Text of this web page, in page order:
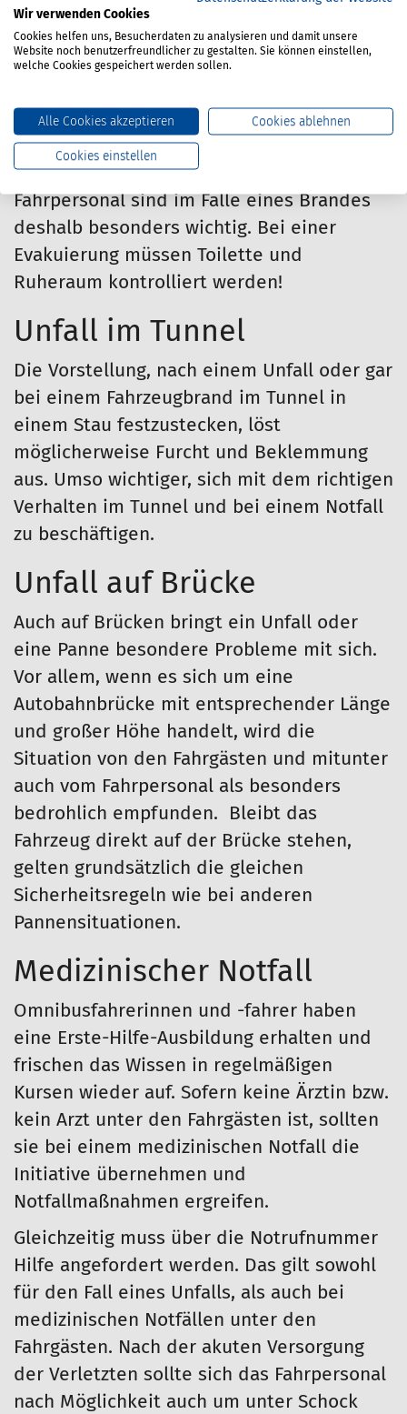
erforderlich. Eine Verkürzung dieser Zeiten,
die im Ernstfall über Leben und Tod
entscheiden können, ist möglich, wenn die
besser erkennen bzw. im Vorfeld bereits
darüber informiert sind. Zielgerichtete,
klare Anweisungen im Notfall durch das
Fahrpersonal sind im Falle eines Brandes
deshalb besonders wichtig. Bei einer
Evakuierung müssen Toilette und
Ruheraum kontrolliert werden!
Unfall im Tunnel
Die Vorstellung, nach einem Unfall oder gar
bei einem Fahrzeugbrand im Tunnel in
einem Stau festzustecken, löst
möglicherweise Furcht und Beklemmung
aus. Umso wichtiger, sich mit dem richtigen
Verhalten im Tunnel und bei einem Notfall
zu beschäftigen.
Unfall auf Brücke
Auch auf Brücken bringt ein Unfall oder
eine Panne besondere Probleme mit sich.
Vor allem, wenn es sich um eine
Autobahnbrücke mit entsprechender Länge
und großer Höhe handelt, wird die
Situation von den Fahrgästen und mitunter
auch vom Fahrpersonal als besonders
bedrohlich empfunden. Bleibt das
Fahrzeug direkt auf der Brücke stehen,
gelten grundsätzlich die gleichen
Sicherheitsregeln wie bei anderen
Pannensituationen.
Medizinischer Notfall
Omnibusfahrerinnen und -fahrer haben
eine Erste-Hilfe-Ausbildung erhalten und
frischen das Wissen in regelmäßigen
Kursen wieder auf. Sofern keine Ärztin bzw.
kein Arzt unter den Fahrgästen ist, sollten
sie bei einem medizinischen Notfall die
Initiative übernehmen und
Notfallmaßnahmen ergreifen.
Gleichzeitig muss über die Notrufnummer
Hilfe angefordert werden. Das gilt sowohl
für den Fall eines Unfalls, als auch bei
medizinischen Notfällen unter den
Fahrgästen. Nach der akuten Versorgung
der Verletzten sollte sich das Fahrpersonal
nach Möglichkeit auch um unter Schock
Wir verwenden Cookies
Cookies helfen uns, Besucherdaten zu analysieren und damit unsere
Website noch benutzerfreundlicher zu gestalten. Sie können einstellen,
welche Cookies gespeichert werden sollen.
Alle Cookies akzeptieren Cookies ablehnen
Cookies einstellen